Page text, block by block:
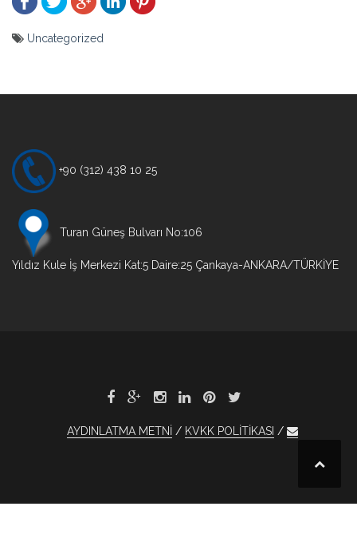
Uncategorized
+90 (312) 438 10 25
Turan Güneş Bulvarı No:106
Yıldız Kule İş Merkezi Kat:5 Daire:25 Çankaya-ANKARA/TÜRKİYE
AYDINLATMA METNİ KVKK POLİTİKASI